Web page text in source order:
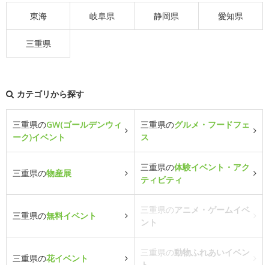
東海 岐阜県 静岡県 愛知県
三重県
カテゴリから探す
三重県のGW(ゴールデンウィ
ーク)イベント
三重県のグルメ・フードフェ
ス
三重県の物産展
三重県の体験イベント・アク
ティビティ
三重県の無料イベント
三重県のアニメ・ゲームイベ
ント
三重県の花イベント
三重県の動物ふれあいイベン